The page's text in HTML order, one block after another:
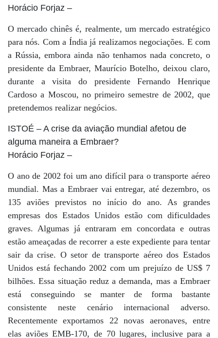
Horácio Forjaz –
O mercado chinês é, realmente, um mercado estratégico
para nós. Com a Índia já realizamos negociações. E com
a Rússia, embora ainda não tenhamos nada concreto, o
presidente da Embraer, Maurício Botelho, deixou claro,
durante a visita do presidente Fernando Henrique
Cardoso a Moscou, no primeiro semestre de 2002, que
pretendemos realizar negócios.
ISTOÉ – A crise da aviação mundial afetou de
alguma maneira a Embraer?
Horácio Forjaz –
O ano de 2002 foi um ano difícil para o transporte aéreo
mundial. Mas a Embraer vai entregar, até dezembro, os
135 aviões previstos no início do ano. As grandes
empresas dos Estados Unidos estão com dificuldades
graves. Algumas já entraram em concordata e outras
estão ameaçadas de recorrer a este expediente para tentar
sair da crise. O setor de transporte aéreo dos Estados
Unidos está fechando 2002 com um prejuízo de US$ 7
bilhões. Essa situação reduz a demanda, mas a Embraer
está conseguindo se manter de forma bastante
consistente neste cenário internacional adverso.
Recentemente exportamos 22 novas aeronaves, entre
elas aviões EMB-170, de 70 lugares, inclusive para a